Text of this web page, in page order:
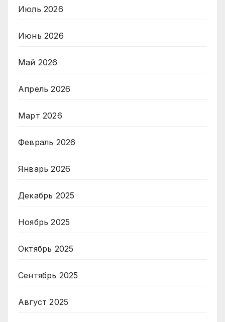
Июль 2026
Июнь 2026
Май 2026
Апрель 2026
Март 2026
Февраль 2026
Январь 2026
Декабрь 2025
Ноябрь 2025
Октябрь 2025
Сентябрь 2025
Август 2025